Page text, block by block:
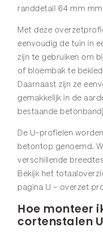
randdetail 64 mm
Met deze
eenvoudig de tuin in
zijn te gebruiken om
of bloembak te
Daarnaast zijn ze
gemakkelijk in de
bestaande
De U-profielen
betontop genoemd.
verschillende
Bekijk het
pagina U – overzet
Hoe monteer
cortenstalen